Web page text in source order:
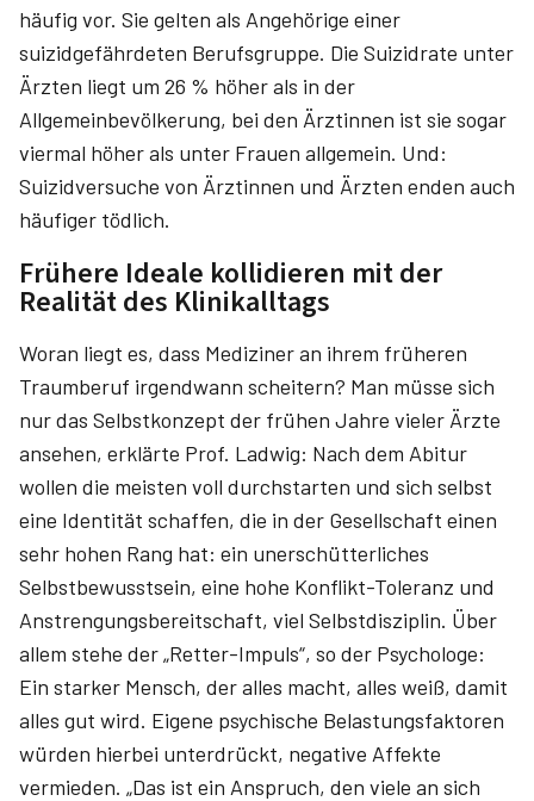
häufig vor. Sie gelten als Angehörige einer
suizidgefährdeten Berufsgruppe. Die Suizidrate unter
Ärzten liegt um 26 % höher als in der
Allgemeinbevölkerung, bei den Ärztinnen ist sie sogar
viermal höher als unter Frauen allgemein. Und:
Suizidversuche von Ärztinnen und Ärzten enden auch
häufiger tödlich.
Frühere Ideale kollidieren mit der
Realität des Klinikalltags
Woran liegt es, dass Mediziner an ihrem früheren
Traumberuf irgendwann scheitern? Man müsse sich
nur das Selbstkonzept der frühen Jahre vieler Ärzte
ansehen, erklärte Prof. Ladwig: Nach dem Abitur
wollen die meisten voll durchstarten und sich selbst
eine Identität schaffen, die in der Gesellschaft einen
sehr hohen Rang hat: ein unerschütterliches
Selbstbewusstsein, eine hohe Konflikt-Toleranz und
Anstrengungs­bereitschaft, viel Selbstdisziplin. Über
allem stehe der „Retter-Impuls“, so der Psychologe:
Ein starker Mensch, der alles macht, alles weiß, damit
alles gut wird. Eigene psychische Belastungsfaktoren
würden hierbei unter­drückt, negative Affekte
vermieden. „Das ist ein Anspruch, den viele an sich